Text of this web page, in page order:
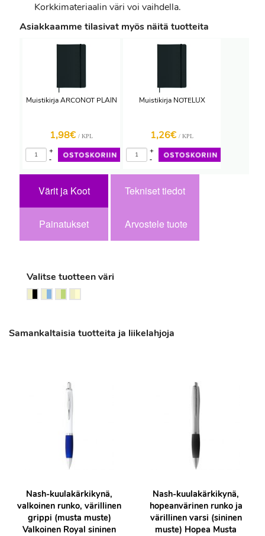
Korkkimateriaalin väri voi vaihdella.
Asiakkaamme tilasivat myös näitä tuotteita
Muistikirja ARCONOT PLAIN
1,98€ / KPL
-
+
Muistikirja NOTELUX
1,26€ / KPL
-
+
Värit ja Koot Tekniset tiedot
Painatukset Arvostele tuote
Valitse tuotteen väri
Samankaltaisia tuotteita ja liikelahjoja
Nash-kuulakärkikynä,
valkoinen runko, värillinen
grippi (musta muste)
Valkoinen Royal sininen
Nash-kuulakärkikynä,
hopeanvärinen runko ja
värillinen varsi (sininen
muste) Hopea Musta